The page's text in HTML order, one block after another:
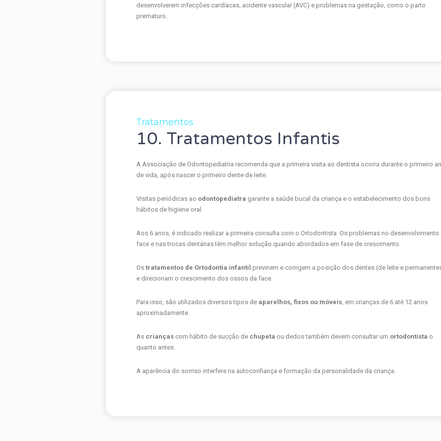
desenvolverem infecções cardíacas, acidente vascular (AVC) e problemas na gestação, como o parto
prematuro.
Tratamentos
10. Tratamentos Infantis
A Associação de Odontopediatria recomenda que a primeira visita ao dentista ocorra durante o primeiro
de vida, após nascer o primeiro dente de leite.
Visitas periódicas ao odontopediatra garante a saúde bucal da criança e o estabelecimento dos bons
hábitos de higiene oral.
Aos 6 anos, é indicado realizar a primeira consulta com o Ortodontista. Os problemas no desenvolvimento
face e nas trocas dentárias têm melhor solução quando abordados em fase de crescimento.
Ostratamentos de Ortodontia infantil previnem e corrigem a posição dos dentes (de leite e
e direcionam o crescimento dos ossos da face.
Para isso, são utilizados diversos tipos de aparelhos, fixos ou móveis, em crianças de 6 até 12 anos
aproximadamente.
As crianças com hábito de sucção de chupeta ou dedos também devem consultar um ortodontista o
quanto antes.
A aparência do sorriso interfere na autoconfiança e formação da personalidade da criança.